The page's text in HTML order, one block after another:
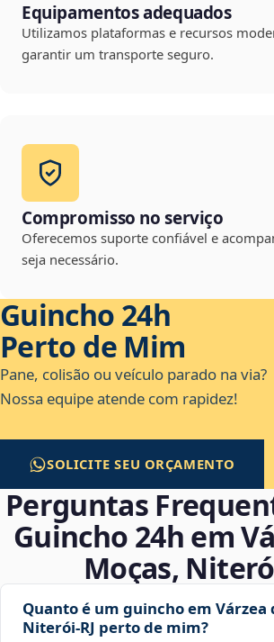
Equipamentos adequados
Utilizamos plataformas e recursos
garantir um transporte seguro.
Compromisso no serviço
Oferecemos suporte confiável e
seja necessário.
Guincho 24h
Perto de Mim
Pane, colisão ou veículo parado na via?
Nossa equipe atende com rapidez!
SOLICITE SEU ORÇAMENTO
Perguntas
Guincho 24h em
Moças,
Quanto é um guincho em Várzea
Niterói‑RJ perto de mim?